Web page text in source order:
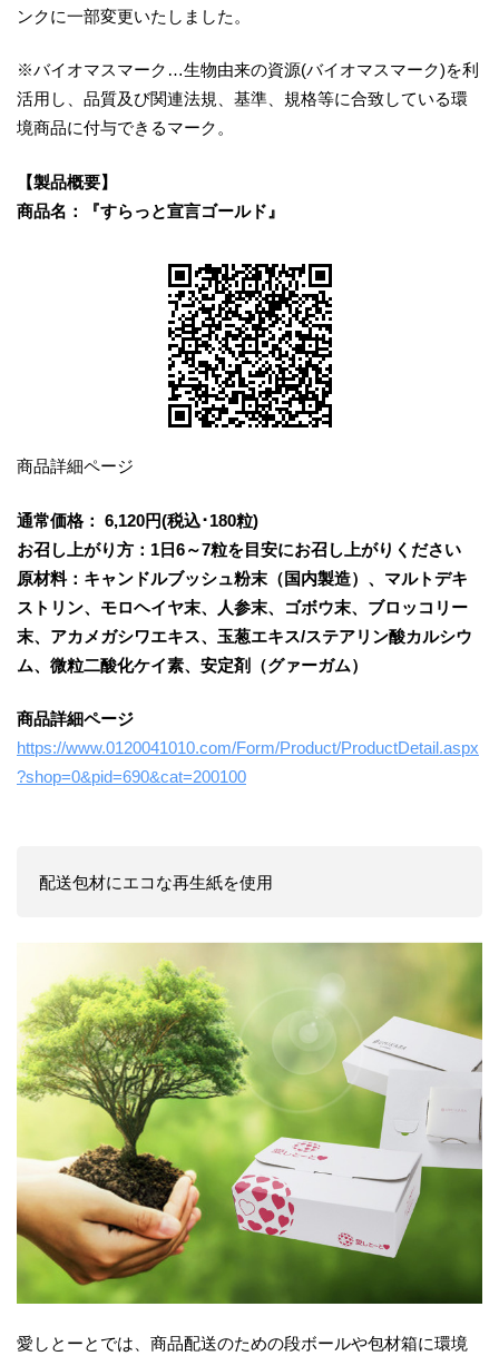
ンクに一部変更いたしました。
※バイオマスマーク…生物由来の資源(バイオマスマーク)を利
活用し、品質及び関連法規、基準、規格等に合致している環
境商品に付与できるマーク。
【製品概要】
商品名：『すらっと宣言ゴールド』
商品詳細ページ
通常価格： 6,120円(税込･180粒)
お召し上がり方：1日6～7粒を目安にお召し上がりください
原材料：キャンドルブッシュ粉末（国内製造）、マルトデキ
ストリン、モロヘイヤ末、人参末、ゴボウ末、ブロッコリー
末、アカメガシワエキス、玉葱エキス/ステアリン酸カルシウ
ム、微粒二酸化ケイ素、安定剤（グァーガム）
商品詳細ページ
https://www.0120041010.com/Form/Product/ProductDetail.aspx
?shop=0&pid=690&cat=200100
配送包材にエコな再生紙を使用
愛しとーとでは、商品配送のための段ボールや包材箱に環境